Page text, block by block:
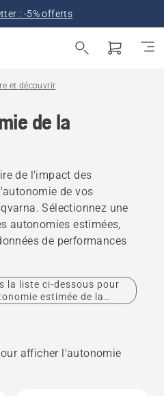
: -5% offerts
et découvrir
de la
de l'impact des
de vos
Sélectionnez une
autonomies estimées,
de performances
la liste ci-dessous pour
estimée de la
afficher l'autonomie